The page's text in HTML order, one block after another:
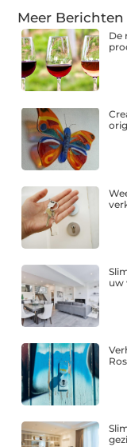
Meer Berichten
De
uw